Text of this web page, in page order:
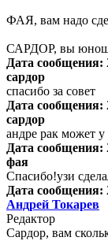
ФАЯ, вам надо
САРДОР, вы юноша
Дата сообщения:
сардор
спасибо за совет
Дата сообщения:
сардор
андре рак может у
Дата сообщения:
фая
Спасибо!узи
Дата сообщения:
Андрей Токарев
Редактор
Сардор, вам